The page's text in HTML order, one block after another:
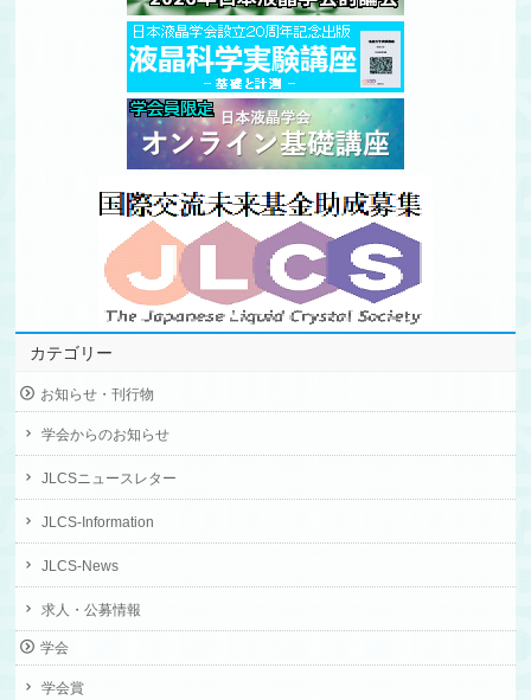
カテゴリー
お知らせ・刊行物
学会からのお知らせ
JLCSニュースレター
JLCS-Information
JLCS-News
求人・公募情報
学会
学会賞